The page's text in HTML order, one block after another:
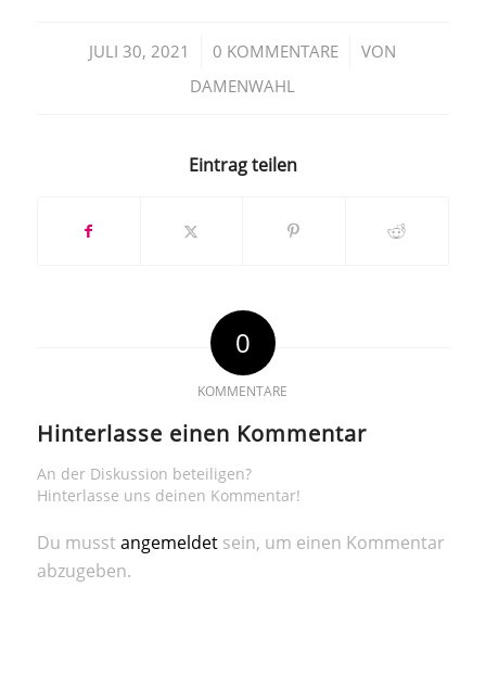
JULI 30, 2021
/ 0 KOMMENTARE
/
VON
DAMENWAHL
Eintrag teilen
0
KOMMENTARE
Hinterlasse einen Kommentar
An der Diskussion beteiligen?
Hinterlasse uns deinen Kommentar!
Du musst angemeldetsein, um einen Kommentar
abzugeben.